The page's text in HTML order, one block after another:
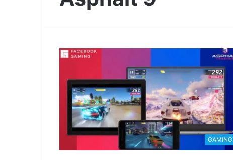
GAMING